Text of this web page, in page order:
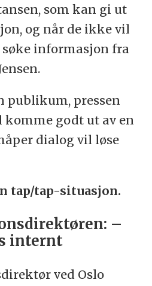
som kan gi ut
og når de ikke vil
informasjon fra
publikum, pressen
godt ut av en
dialog vil løse
tap/tap-situasjon.
–
internt
ved Oslo